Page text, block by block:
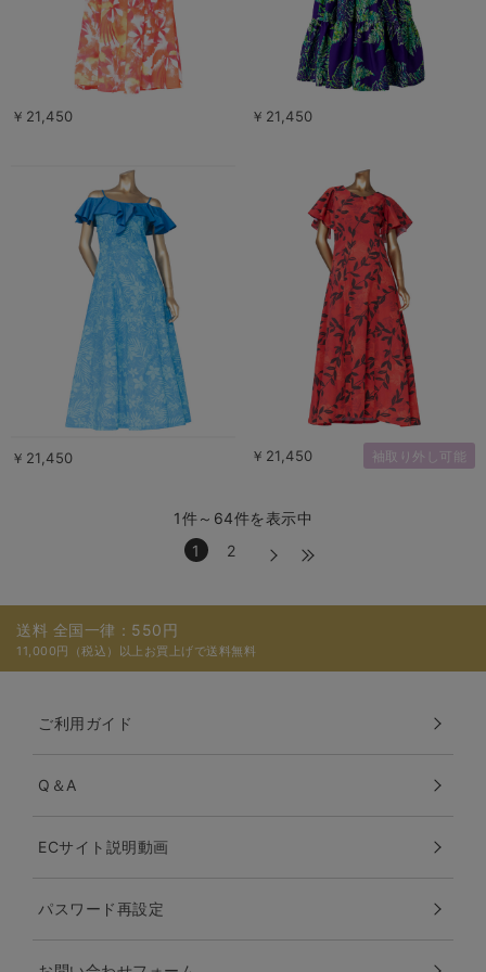
￥21,450 ￥21,450
￥21,450 ￥21,450 袖取り外し可能
1件～64件を表示中
1
2
送料 全国一律：550円
11,000円（税込）以上お買上げで送料無料
ご利用ガイド
Q＆A
ECサイト説明動画
パスワード再設定